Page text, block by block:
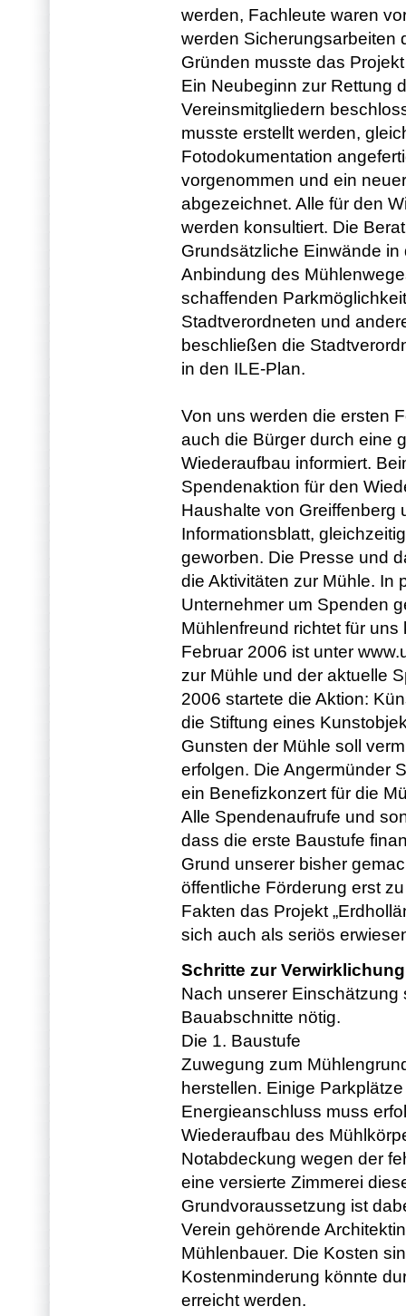
werden, Fachleute waren
werden Sicherungsarbeiten
Gründen musste das
Ein Neubeginn zur Rettung
Vereinsmitgliedern
musste erstellt werden,
Fotodokumentation
vorgenommen und ein
abgezeichnet. Alle für den
werden konsultiert. Die
Grundsätzliche Einwände
Anbindung des
schaffenden
Stadtverordneten und
beschließen die
in den ILE-Plan.
Von uns werden die ersten
auch die Bürger durch eine
Wiederaufbau informiert.
Spendenaktion für den
Haushalte von Greiffenberg
Informationsblatt,
geworben. Die Presse und
die Aktivitäten zur Mühle. In
Unternehmer um Spenden
Mühlenfreund richtet für
Februar 2006 ist unter
zur Mühle und der aktuelle
2006 startete die Aktion:
die Stiftung eines
Gunsten der Mühle soll
erfolgen. Die Angermünder
ein Benefizkonzert für die
Alle Spendenaufrufe und
dass die erste Baustufe
Grund unserer bisher
öffentliche Förderung erst
Fakten das Projekt
sich auch als seriös
Schritte zur Verwirklichung
Nach unserer
Bauabschnitte nötig.
Die 1. Baustufe
Zuwegung zum
herstellen. Einige
Energieanschluss muss
Wiederaufbau des
Notabdeckung wegen der
eine versierte Zimmerei
Grundvoraussetzung ist
Verein gehörende
Mühlenbauer. Die Kosten
Kostenminderung könnte
erreicht werden.